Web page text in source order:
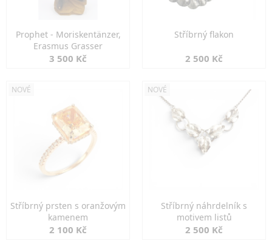
Prophet - Moriskentänzer,
Erasmus Grasser
3 500 Kč
Stříbrný flakon
2 500 Kč
NOVÉ
Stříbrný prsten s oranžovým
kamenem
2 100 Kč
NOVÉ
Stříbrný náhrdelník s
motivem listů
2 500 Kč